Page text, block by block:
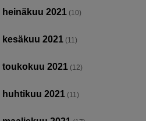
heinäkuu 2021 (10)
kesäkuu 2021 (11)
toukokuu 2021 (12)
huhtikuu 2021 (11)